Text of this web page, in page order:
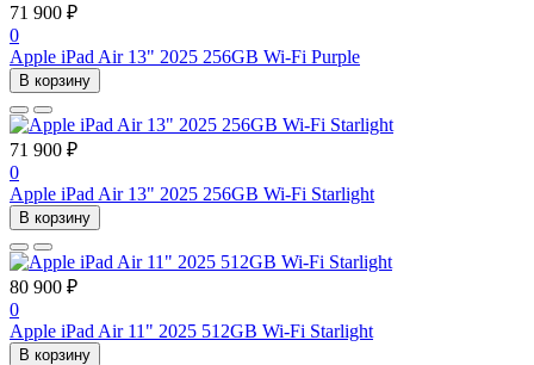
71 900 ₽
0
Apple iPad Air 13" 2025 256GB Wi-Fi Purple
В корзину
71 900 ₽
0
Apple iPad Air 13" 2025 256GB Wi-Fi Starlight
В корзину
80 900 ₽
0
Apple iPad Air 11" 2025 512GB Wi-Fi Starlight
В корзину